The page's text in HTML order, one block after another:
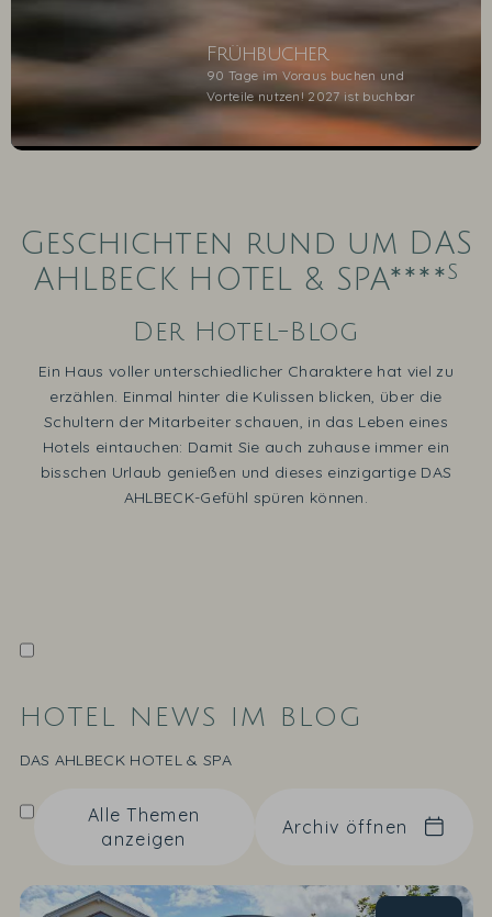
Frühbucher
90 Tage im Voraus buchen und
Vorteile nutzen! 2027 ist buchbar
Geschichten rund um DAS
AHLBECK HOTEL & SPA****s
Der Hotel-Blog
Ein Haus voller unterschiedlicher Charaktere hat viel zu
erzählen. Einmal hinter die Kulissen blicken, über die
Schultern der Mitarbeiter schauen, in das Leben eines
Hotels eintauchen: Damit Sie auch zuhause immer ein
bisschen Urlaub genießen und dieses einzigartige DAS
AHLBECK-Gefühl spüren können.
HOTEL NEWS IM BLOG
DAS AHLBECK HOTEL & SPA
Alle Themen
anzeigen
Archiv öffnen